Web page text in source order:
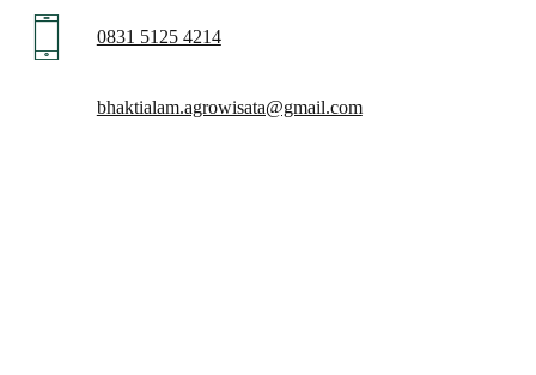
0831 5125 4214
bhaktialam.agrowisata@gmail.com